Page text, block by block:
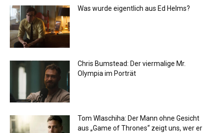
Was wurde eigentlich aus Ed Helms?
Chris Bumstead: Der viermalige Mr.
Olympia im Porträt
Tom Wlaschiha: Der Mann ohne Gesicht
aus „Game of Thrones“ zeigt uns, wer er